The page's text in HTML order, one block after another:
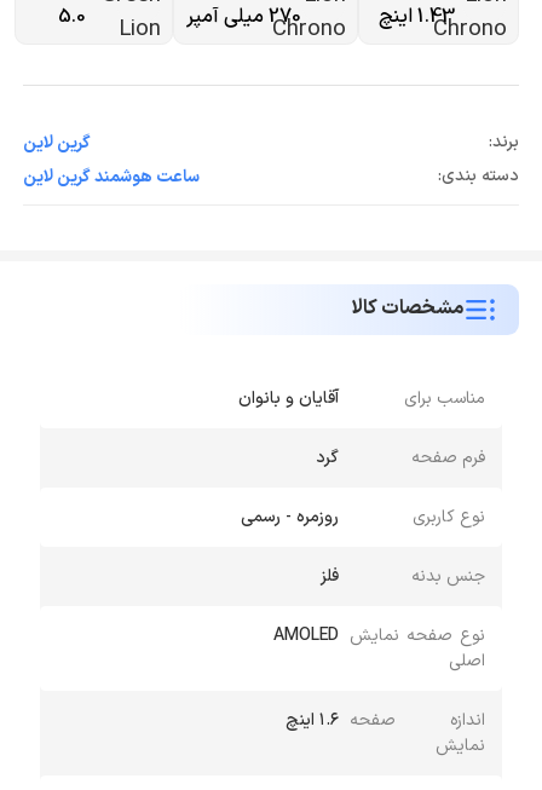
1.43 اینچ 270 میلی آمپر 5.0
برند:
گرین لاین
دسته بندی:
ساعت هوشمند گرین لاین
مشخصات کالا
مناسب برای آقایان و بانوان
فرم صفحه گرد
نوع کاربری روزمره - رسمی
جنس بدنه فلز
نوع صفحه نمایش
اصلی
AMOLED
اندازه صفحه
نمایش
۱.۶ اینچ